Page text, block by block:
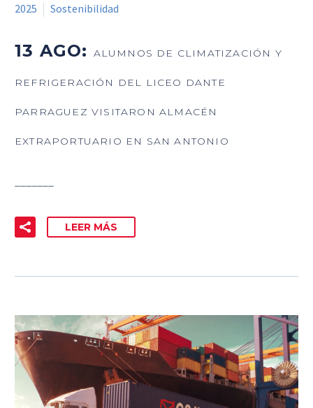
2025
Sostenibilidad
13 AGO: ALUMNOS DE CLIMATIZACIÓN Y
REFRIGERACIÓN DEL LICEO DANTE
PARRAGUEZ VISITARON ALMACÉN
EXTRAPORTUARIO EN SAN ANTONIO
LEER MÁS